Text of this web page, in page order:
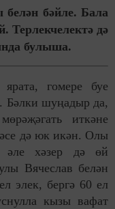
бәйле. Бала
Терлекчелектә дә
булыша.
гомере буе
Бәлки шуңадыр да,
иткәне
дә юк икән. Олы
әле хәзер дә өй
Вячеслав белән
элек, бергә 60 ел
кызы вафат